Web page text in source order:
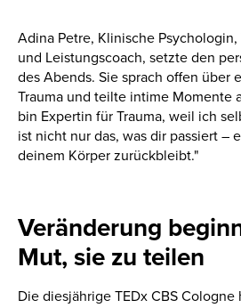
Adina Petre, Klinische
und Leistungscoach, setzte den
des Abends. Sie sprach offen über
Trauma und teilte intime Momente
bin Expertin für Trauma, weil ich
ist nicht nur das, was dir passiert –
deinem Körper zurückbleibt."
Veränderung
Mut, sie zu teilen
Die diesjährige TEDx CBS